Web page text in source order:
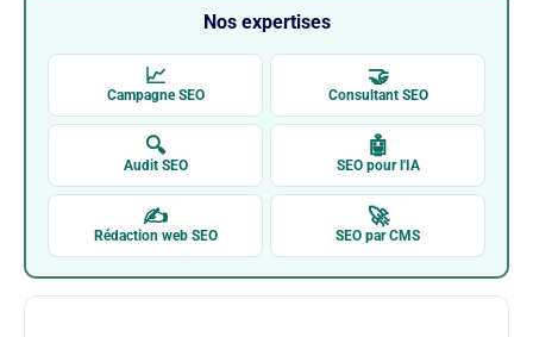
Nos expertises
📈
Campagne SEO
🤝
Consultant SEO
🔍
Audit SEO
🤖
SEO pour l'IA
✍
Rédaction web SEO
🚀
SEO par CMS